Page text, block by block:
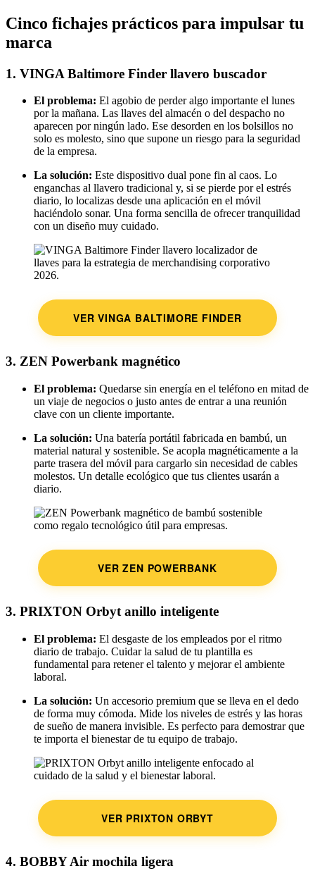
Cinco fichajes prácticos para impulsar tu
marca
1. VINGA Baltimore Finder llavero buscador
El problema: El agobio de perder algo importante el lunes
por la mañana. Las llaves del almacén o del despacho no
aparecen por ningún lado. Ese desorden en los bolsillos no
solo es molesto, sino que supone un riesgo para la seguridad
de la empresa.
La solución: Este dispositivo dual pone fin al caos. Lo
enganchas al llavero tradicional y, si se pierde por el estrés
diario, lo localizas desde una aplicación en el móvil
haciéndolo sonar. Una forma sencilla de ofrecer tranquilidad
con un diseño muy cuidado.
VER VINGA BALTIMORE FINDER
3. ZEN Powerbank magnético
El problema: Quedarse sin energía en el teléfono en mitad de
un viaje de negocios o justo antes de entrar a una reunión
clave con un cliente importante.
La solución: Una batería portátil fabricada en bambú, un
material natural y sostenible. Se acopla magnéticamente a la
parte trasera del móvil para cargarlo sin necesidad de cables
molestos. Un detalle ecológico que tus clientes usarán a
diario.
VER ZEN POWERBANK
3. PRIXTON Orbyt anillo inteligente
El problema: El desgaste de los empleados por el ritmo
diario de trabajo. Cuidar la salud de tu plantilla es
fundamental para retener el talento y mejorar el ambiente
laboral.
La solución: Un accesorio premium que se lleva en el dedo
de forma muy cómoda. Mide los niveles de estrés y las horas
de sueño de manera invisible. Es perfecto para demostrar que
te importa el bienestar de tu equipo de trabajo.
VER PRIXTON ORBYT
4. BOBBY Air mochila ligera